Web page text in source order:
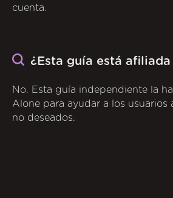
cuenta.
¿Esta guía está afiliada
No. Esta guía independiente la
Alone para ayudar a los usuarios
no deseados.